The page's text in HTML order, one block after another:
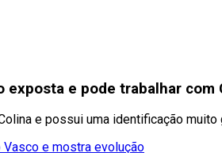
exposta e pode trabalhar
e possui uma identificação
Vasco e mostra evolução